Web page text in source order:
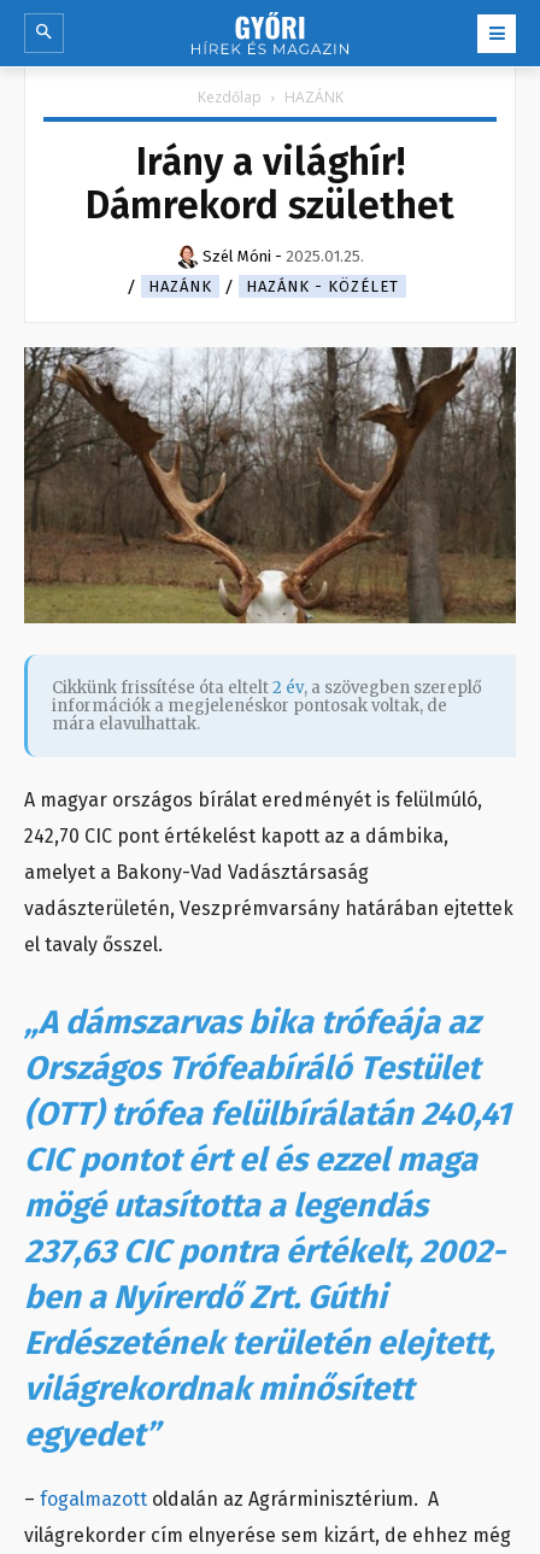
Kezdőlap HAZÁNK
Irány a világhír!
Dámrekord születhet
Szél Móni - 2025.01.25.
HAZÁNK
HAZÁNK - KÖZÉLET
Cikkünk frissítése óta eltelt2 év, a szövegben szereplő
információk a megjelenéskor pontosak voltak, de
mára elavulhattak.
A magyar országos bírálat eredményét is felülmúló,
242,70 CIC pont értékelést kapott az a dámbika,
amelyet a Bakony-Vad Vadásztársaság
vadászterületén, Veszprémvarsány határában ejtettek
el tavaly ősszel.
„A dámszarvas bika trófeája az
Országos Trófeabíráló Testület
(OTT) trófea felülbírálatán 240,41
CIC pontot ért el és ezzel maga
mögé utasította a legendás
237,63 CIC pontra értékelt, 2002-
ben a Nyírerdő Zrt. Gúthi
Erdészetének területén elejtett,
világrekordnak minősített
egyedet”
– fogalmazott oldalán az Agrárminisztérium. A
világrekorder cím elnyerése sem kizárt, de ehhez még